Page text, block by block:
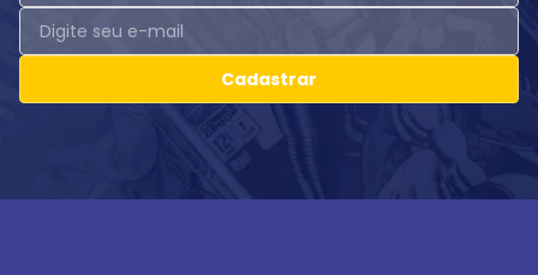
Cadastrar